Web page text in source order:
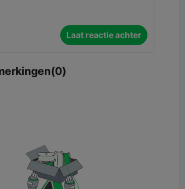
Laat reactie achter